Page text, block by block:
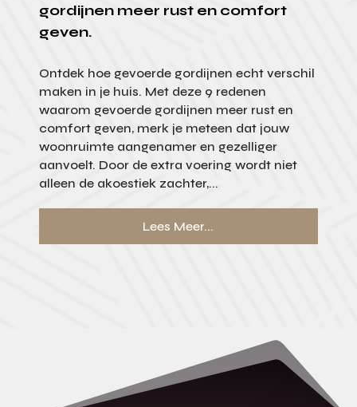
gordijnen meer rust en comfort
geven.
Ontdek hoe gevoerde gordijnen echt verschil
maken in je huis. Met deze 9 redenen
waarom gevoerde gordijnen meer rust en
comfort geven, merk je meteen dat jouw
woonruimte aangenamer en gezelliger
aanvoelt. Door de extra voering wordt niet
alleen de akoestiek zachter,...
Lees Meer...